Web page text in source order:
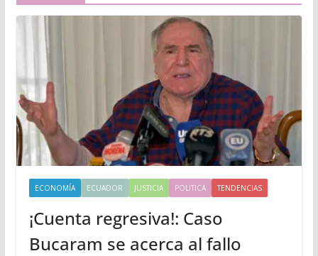
ECONOMÍA ECUADOR JUSTICIA POLITICA TENDENCIAS
¡Cuenta regresiva!: Caso
Bucaram se acerca al fallo